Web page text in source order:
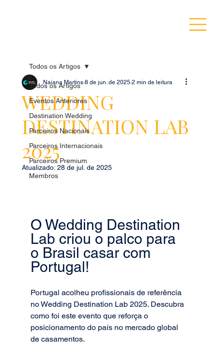
Todos os Artigos
Eventos Anteriores
Destination Wedding
Parceiros Nacionais
Parceiros Internacionais
Parceiros Premium
Membros
Todos os Artigos
WEDDING
DESTINATION LAB
2025
Naiana Martins 8 de jun. de 2025 2 min de leitura
Atualizado: 28 de jul. de 2025
O Wedding Destination
Lab criou o palco para
o Brasil casar com
Portugal!
Portugal acolheu profissionais de referência
no Wedding Destination Lab 2025. Descubra
como foi este evento que reforça o
posicionamento do país no mercado global
de casamentos.